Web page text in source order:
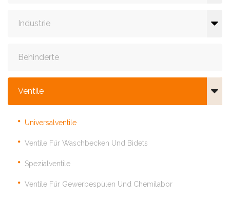
Industrie
Behinderte
Ventile
Universalventile
Ventile Für Waschbecken Und Bidets
Spezialventile
Ventile Für Gewerbespülen Und Chemilabor